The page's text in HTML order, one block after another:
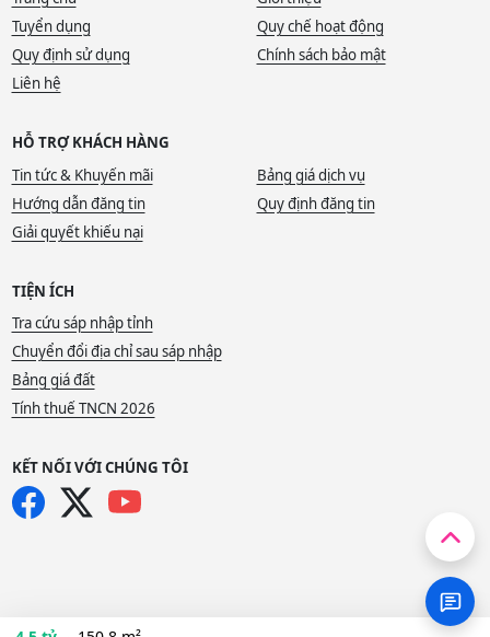
Tuyển dụng
Quy chế hoạt động
Quy định sử dụng
Chính sách bảo mật
Liên hệ
HỖ TRỢ KHÁCH HÀNG
Tin tức & Khuyến mãi
Bảng giá dịch vụ
Hướng dẫn đăng tin
Quy định đăng tin
Giải quyết khiếu nại
TIỆN ÍCH
Tra cứu sáp nhập tỉnh
Chuyển đổi địa chỉ sau sáp nhập
Bảng giá đất
Tính thuế TNCN 2026
KẾT NỐI VỚI CHÚNG TÔI